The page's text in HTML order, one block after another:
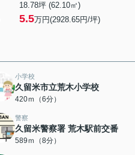
18.78坪 (62.10㎡)
5.5万円(2928.65円/坪)
小学校
久留米市立荒木小学校
420ｍ（6分）
警察
久留米警察署 荒木駅前交番
589ｍ（8分）